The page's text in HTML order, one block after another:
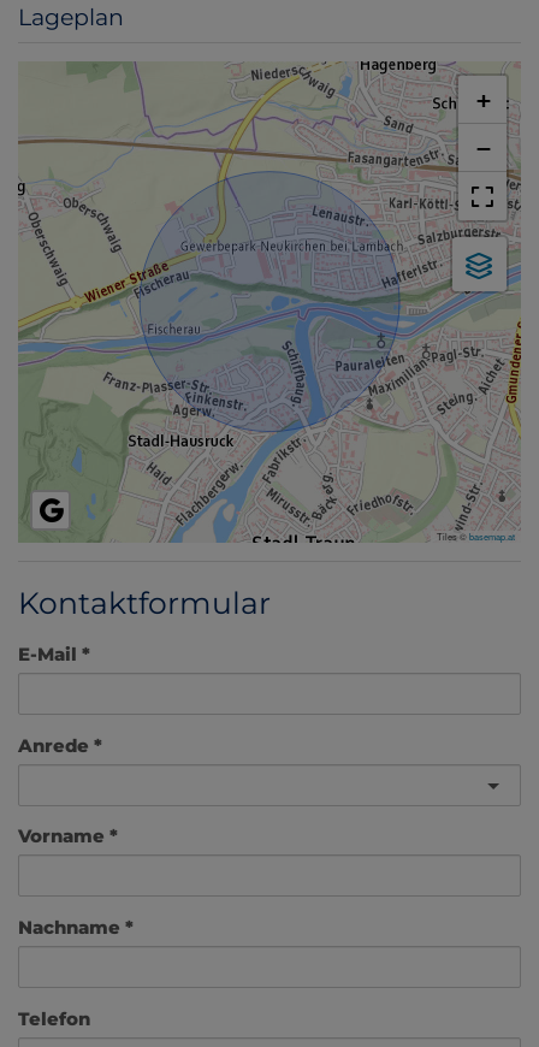
Lageplan
+
−
Tiles ©basemap.at
Kontaktformular
E-Mail
Anrede
Vorname
Nachname
Telefon